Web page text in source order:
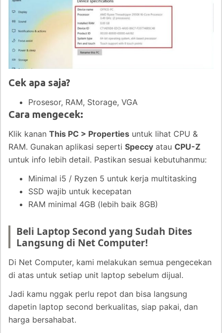
Cek apa saja?
Prosesor, RAM, Storage, VGA
Cara mengecek:
Klik kanan This PC > Properties untuk lihat CPU &
RAM. Gunakan aplikasi seperti Speccy atau CPU-Z
untuk info lebih detail. Pastikan sesuai kebutuhanmu:
Minimal i5 / Ryzen 5 untuk kerja multitasking
SSD wajib untuk kecepatan
RAM minimal 4GB (lebih baik 8GB)
Beli Laptop Second yang Sudah Dites
Langsung di Net Computer!
Di Net Computer, kami melakukan semua pengecekan
di atas untuk setiap unit laptop sebelum dijual.
Jadi kamu nggak perlu repot dan bisa langsung
dapetin laptop second berkualitas, siap pakai, dan
harga bersahabat.